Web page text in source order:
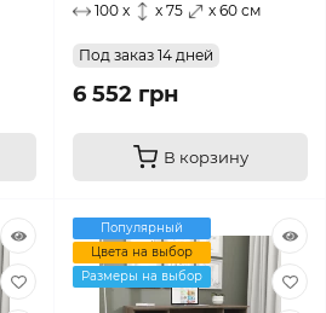
100 x x 75 x 60 см
Под заказ 14 дней
6 552 грн
В корзину
Популярный
Цвета на выбор
Размеры на выбор